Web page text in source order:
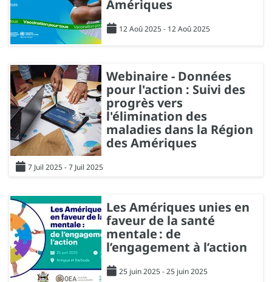
Amériques
12 Aoû 2025 - 12 Aoû 2025
Webinaire - Données
pour l'action : Suivi des
progrès vers
l'élimination des
maladies dans la Région
des Amériques
7 Juil 2025 - 7 Juil 2025
Les Amériques unies en
faveur de la santé
mentale : de
l’engagement à l’action
25 juin 2025 - 25 juin 2025